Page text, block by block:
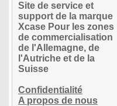
Site de service et
support de la marque
Xcase Pour les zones
de commercialisation
de l'Allemagne, de
l'Autriche et de la
Suisse
Confidentialité
A propos de nous